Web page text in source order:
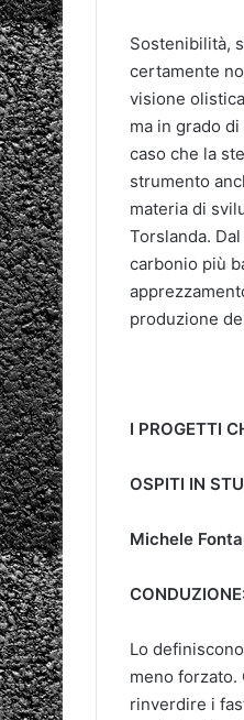
Sostenibilità,
certamente
visione
ma in grado
caso che la
strumento
materia di
Torslanda.
carbonio più
produzione
I PROGETTI
OSPITI IN
Michele
Lo
meno forzato.
rinverdire i